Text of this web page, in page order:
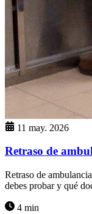
11 may. 2026
Retraso de
Retraso de
debes probar y qué
4 min